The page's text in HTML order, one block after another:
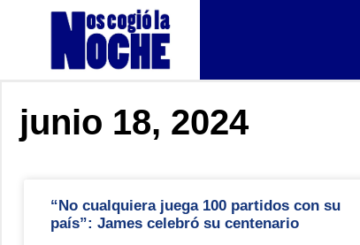
junio 18, 2024
“No cualquiera juega 100 partidos con su
país”: James celebró su centenario